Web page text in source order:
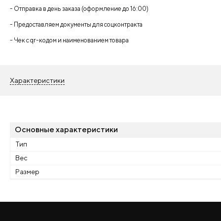
- Отправка в день заказа (оформление до 16:00)
- Предоставляем документы для соцконтракта
- Чек с qr-кодом и наименованием товара
Характеристики
Основные характеристики
Тип
Вес
Размер